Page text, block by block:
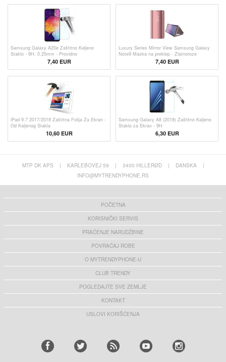
Samsung Galaxy A20e Zaštitno Kaljeno
Staklo - 9H, 0.25mm - Providno
7,40 EUR
Luxury Series Mirror View Samsung Galaxy
Note9 Maska na preklop - Zlatnoroze
7,40 EUR
iPad 9.7 2017/2018 Zaštitna Folija Za Ekran -
Od Kaljenog Stakla
10,60 EUR
Samsung Galaxy A8 (2018) Zaštitno Kaljeno
Staklo za Ekran - 9H
6,30 EUR
MTP DK APS | KARLEBOVEJ 59 | 3400 HILLERØD | DANSKA
|
INFO@MYTRENDYPHONE.RS
POČETNA
KORISNIČKI SERVIS
PRAĆENJE NARUDŽBINE
POVRAĆAJ ROBE
O MYTRENDYPHONE-U
CLUB TRENDY
POGLEDAJTE SVE ZEMLJE
KONTAKT
USLOVI KORIŠĆENJA